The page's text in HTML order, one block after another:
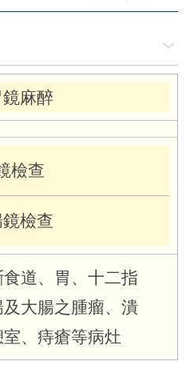
鏡麻醉
檢查
檢查
道、胃、十二指
大腸之腫瘤、潰
、痔瘡等病灶